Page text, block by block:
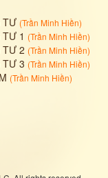
TƯ (Trần Minh Hiền)
1 (Trần Minh Hiền)
TƯ 2 (Trần Minh Hiền)
TƯ 3 (Trần Minh Hiền)
(Trần Minh Hiền)